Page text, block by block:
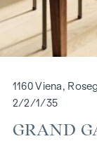
1160 Viena,
2/2/1/35
GRAND